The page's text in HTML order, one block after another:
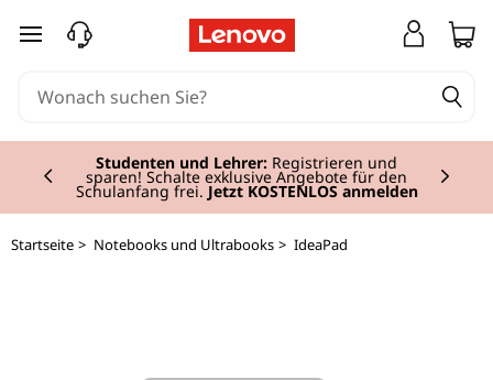
P
a
zum Hauptinhalt springen
Studenten und Lehrer: Registrieren und
sparen! Schalte exklusive Angebote für den
Schulanfang frei. Jetzt KOSTENLOS anmelden
Currently displaying item 2 of 3
Startseite > Notebooks und Ultrabooks > IdeaPad